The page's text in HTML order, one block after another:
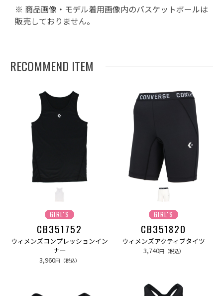
※ 商品画像・モデル着用画像内のバスケットボールは
販売しておりません。
RECOMMEND ITEM
GIRL'S
CB351752
ウィメンズコンプレッションイン
ナー
3,960円（税込）
GIRL'S
CB351820
ウィメンズアクティブタイツ
3,740円（税込）